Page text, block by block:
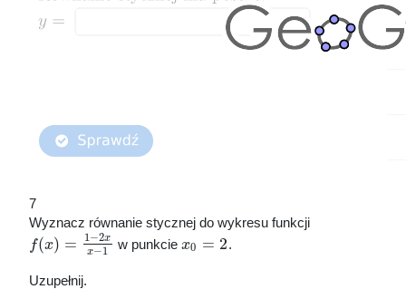
7
Wyznacz równanie stycznej do wykresu funkcji
f(x) = 1−2x
x−1 w punkciex0 = 2.
Uzupełnij.